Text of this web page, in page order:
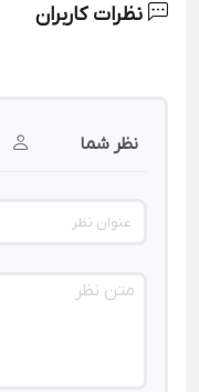
نظرات کاربران
نظر شما